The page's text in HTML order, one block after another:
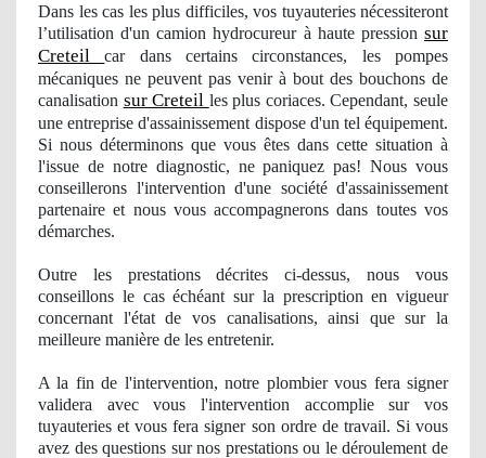
Dans les cas les plus difficiles, vos tuyauteries nécessiteront
l’utilisation d'un camion hydrocureur à haute pression sur
Creteilcar dans certains circonstances, les pompes
mécaniques ne peuvent pas venir à bout des bouchons de
canalisation sur Creteil les plus coriaces. Cependant, seule
une entreprise d'assainissement dispose d'un tel équipement.
Si nous déterminons que vous êtes dans cette situation à
l'issue de notre diagnostic, ne paniquez pas! Nous vous
conseillerons l'intervention d'une société d'assainissement
partenaire et nous vous accompagnerons dans toutes vos
démarches.
Outre les prestations décrites ci-dessus, nous vous
conseillons le cas échéant sur la prescription en vigueur
concernant l'état de vos canalisations, ainsi que sur la
meilleure manière de les entretenir.
A la fin de l'intervention, notre plombiervous fera signer
validera avec vous l'intervention accomplie sur vos
tuyauteries et vous fera signer son ordre de travail. Si vous
avez des questions sur nos prestations ou le déroulement de